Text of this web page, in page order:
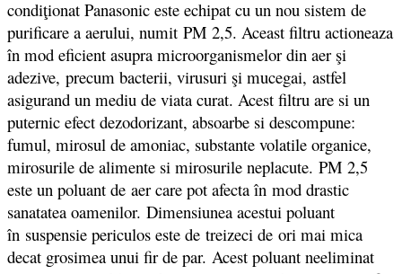
condiţionat Panasonic este echipat cu un nou sistem de
purificare a aerului, numit PM 2,5. Aceast filtru actioneaza
în mod eficient asupra microorganismelor din aer şi
adezive, precum bacterii, virusuri şi mucegai, astfel
asigurand un mediu de viata curat. Acest filtru are si un
puternic efect dezodorizant, absoarbe si descompune:
fumul, mirosul de amoniac, substante volatile organice,
mirosurile de alimente si mirosurile neplacute. PM 2,5
este un poluant de aer care pot afecta în mod drastic
sanatatea oamenilor. Dimensiunea acestui poluant
în suspensie periculos este de treizeci de ori mai mica
decat grosimea unui fir de par. Acest poluant neeliminat